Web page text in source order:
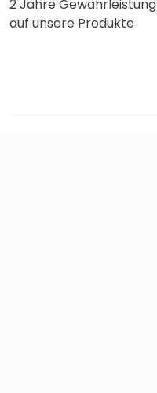
2 Jahre Gewährleistung
auf unsere Produkte